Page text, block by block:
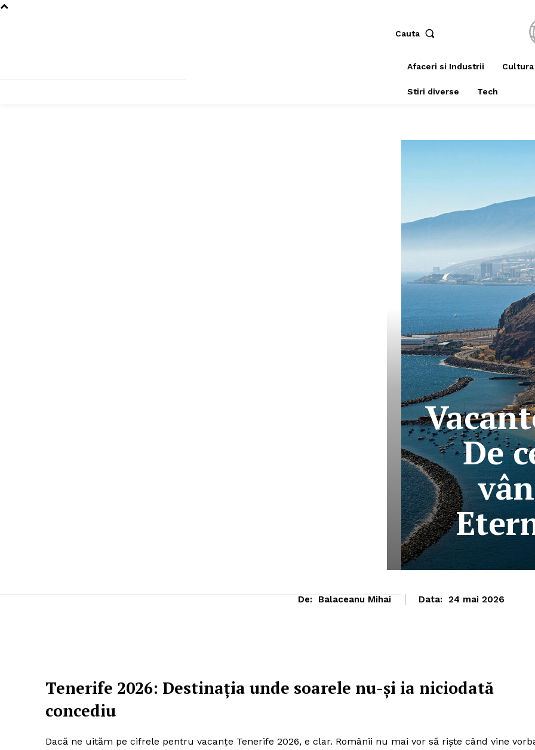
Cauta
Afaceri si Industrii
Stiri diverse Tech
De
De: Balaceanu Mihai Data: 24 mai 2026
Tenerife 2026: Destinația unde soarele nu-și ia niciodată
concediu
Dacă ne uităm pe cifrele pentru vacanțe Tenerife 2026, e clar. Românii nu mai vor să riște când vine